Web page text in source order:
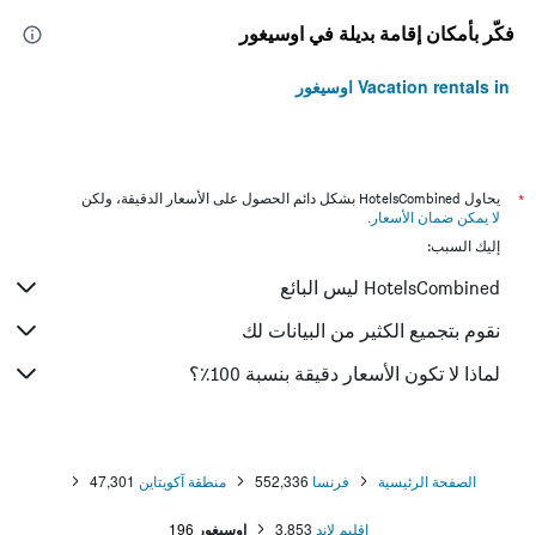
فكّر بأمكان إقامة بديلة في اوسيغور
Vacation rentals in اوسيغور
*
يحاول HotelsCombined بشكل دائم الحصول على الأسعار الدقيقة، ولكن
لا يمكن ضمان الأسعار .
إليك السبب:
HotelsCombined ليس البائع
نقوم بتجميع الكثير من البيانات لك
لماذا لا تكون الأسعار دقيقة بنسبة 100٪؟
الصفحة الرئيسية فرنسا 552,336 منطقة آكويتاين 47,301
إقليم لاند 3,853 اوسيغور 196